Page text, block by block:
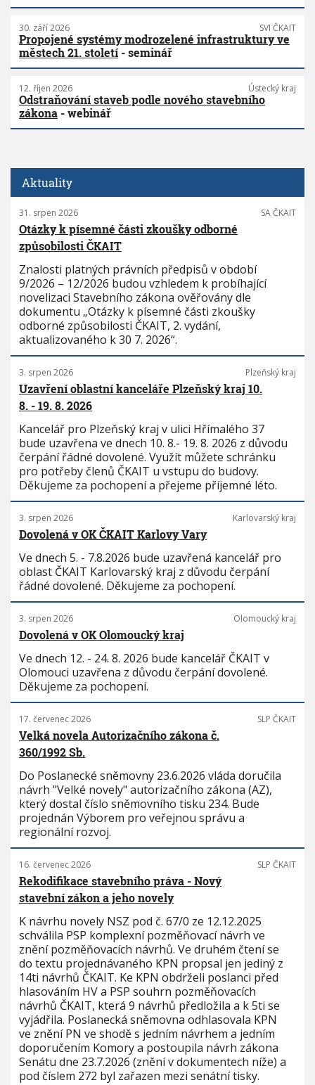
30. září 2026 SVI ČKAIT
Propojené systémy modrozelené infrastruktury ve
městech 21. století- seminář
12. říjen 2026 Ústecký kraj
Odstraňování staveb podle nového stavebního
zákona - webinář
Aktuality
31. srpen 2026 SA ČKAIT
Otázky k písemné části zkoušky odborné
způsobilosti ČKAIT
Znalosti platných právních předpisů v období
9/2026 – 12/2026 budou vzhledem k probíhající
novelizaci Stavebního zákona ověřovány dle
dokumentu „Otázky k písemné části zkoušky
odborné způsobilosti ČKAIT, 2. vydání,
aktualizovaného k 30 7. 2026“.
3. srpen 2026 Plzeňský kraj
Uzavření oblastní kanceláře Plzeňský kraj 10.
8. - 19. 8. 2026
Kancelář pro Plzeňský kraj v ulici Hřímalého 37
bude uzavřena ve dnech 10. 8.- 19. 8. 2026 z důvodu
čerpání řádné dovolené. Využít můžete schránku
pro potřeby členů ČKAIT u vstupu do budovy.
Děkujeme za pochopení a přejeme příjemné léto.
3. srpen 2026 Karlovarský kraj
Dovolená v OK ČKAIT Karlovy Vary
Ve dnech 5. - 7.8.2026 bude uzavřená kancelář pro
oblast ČKAIT Karlovarský kraj z důvodu čerpání
řádné dovolené. Děkujeme za pochopení.
3. srpen 2026 Olomoucký kraj
Dovolená v OK Olomoucký kraj
Ve dnech 12. - 24. 8. 2026 bude kancelář ČKAIT v
Olomouci uzavřena z důvodu čerpání dovolené.
Děkujeme za pochopení.
17. červenec 2026 SLP ČKAIT
Velká novela Autorizačního zákona č.
360/1992 Sb.
Do Poslanecké sněmovny 23.6.2026 vláda doručila
návrh "Velké novely" autorizačního zákona (AZ),
který dostal číslo sněmovního tisku 234. Bude
projednán Výborem pro veřejnou správu a
regionální rozvoj.
16. červenec 2026 SLP ČKAIT
Rekodifikace stavebního práva - Nový
stavební zákon a jeho novely
K návrhu novely NSZ pod č. 67/0 ze 12.12.2025
schválila PSP komplexní pozměňovací návrh ve
znění pozměňovacích návrhů. Ve druhém čtení se
do textu projednávaného KPN propsal jen jediný z
14ti návrhů ČKAIT. Ke KPN obdrželi poslanci před
hlasováním HV a PSP souhrn pozměňovacích
návrhů ČKAIT, která 9 návrhů předložila a k 5ti se
vyjádřila. Poslanecká sněmovna odhlasovala KPN
ve znění PN ve shodě s jedním návrhem a jedním
doporučením Komory a postoupila návrh zákona
Senátu dne 23.7.2026 (znění v dokumentech níže) a
pod číslem 272 byl zařazen mezi senátní tisky.